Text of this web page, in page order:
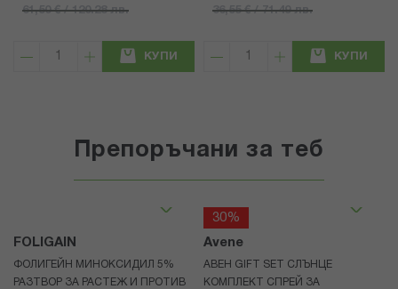
61,50 € / 120.28 лв.
КУПИ
36,55 € / 71.49 лв.
КУПИ
Препоръчани за теб
FOLIGAIN
ФОЛИГЕЙН МИНОКСИДИЛ 5%
РАЗТВОР ЗА РАСТЕЖ И ПРОТИВ
30%
Avene
АВЕН GIFT SET СЛЪНЦЕ
КОМПЛЕКТ СПРЕЙ ЗА